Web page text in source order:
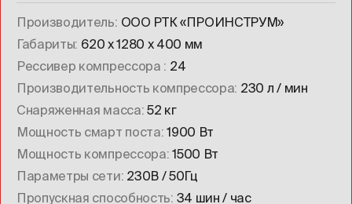
Производитель ООО РТК «ПРОИНСТРУМ»
Габариты 620 х 1280 х 400 мм
Рессивер компрессора
24
Производительность компрессора 230 л / мин
Снаряженная масса 52 кг
Мощность смарт поста 1900 Вт
Мощность компрессора 1500 Вт
Параметры сети 230В / 50Гц
Пропускная способность 34 шин / час